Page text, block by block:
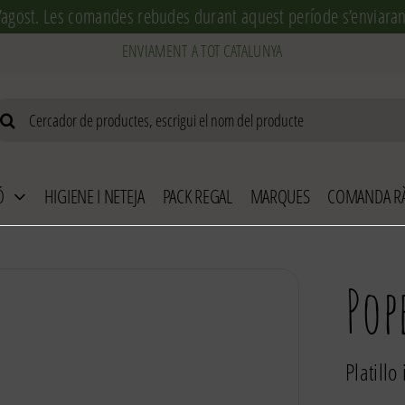
Les comandes rebudes durant aquest període
HIGIENE I NETEJA PACK REGAL MARQUES COMANDA